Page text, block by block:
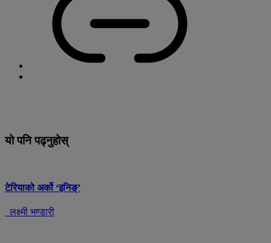
यो पनि पढ्नुहोस्
टेरियाको अर्को ‘इनिङ्’
लक्ष्मी भण्डारी